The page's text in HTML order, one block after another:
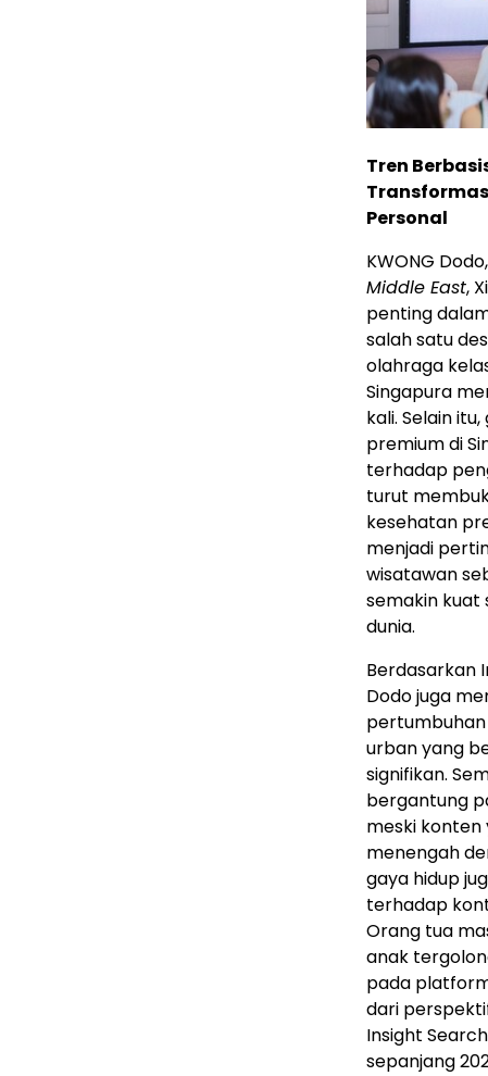
Tren
Personal
KWONG Dodo,
Middle East,
penting
salah satu
olahraga
Singapura
kali. Selain
premium di
terhadap
turut
kesehatan
menjadi
wisatawan
semakin kuat
dunia.
Berdasarkan
Dodo juga
urban yang
signifikan.
bergantung
meski konten
menengah
gaya hidup
terhadap
Orang tua
anak
pada
dari
Insight
sepanjang